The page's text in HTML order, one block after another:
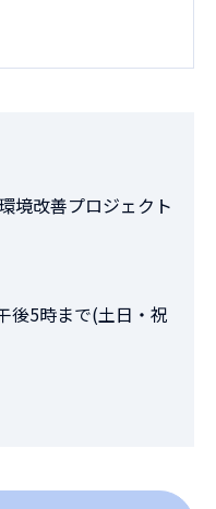
境改善プロジェクト
後5時まで(土日・祝